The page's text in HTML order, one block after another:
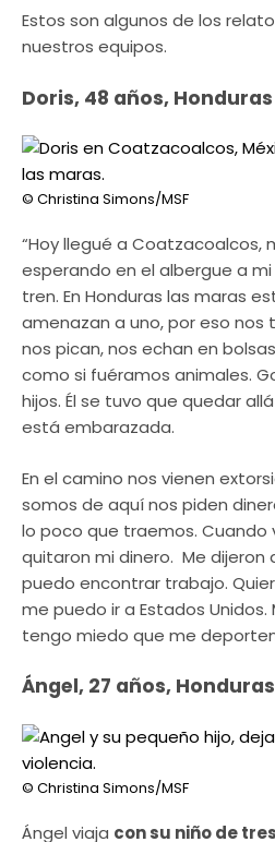
Estos son algunos de los
nuestros equipos.
Doris, 48 años, Honduras
© Christina Simons/MSF
“Hoy llegué a Coatzacoalcos,
esperando en el albergue a
tren. En Honduras las maras
amenazan a uno, por eso nos
nos pican, nos echan en
como si fuéramos animales.
hijos. Él se tuvo que quedar
está embarazada.
En el camino nos vienen
somos de aquí nos piden
lo poco que traemos. Cuando
quitaron mi dinero. Me dijeron
puedo encontrar trabajo.
me puedo ir a Estados
tengo miedo que me
Ángel, 27 años, Honduras
© Christina Simons/MSF
Ángel viaja con su niño de